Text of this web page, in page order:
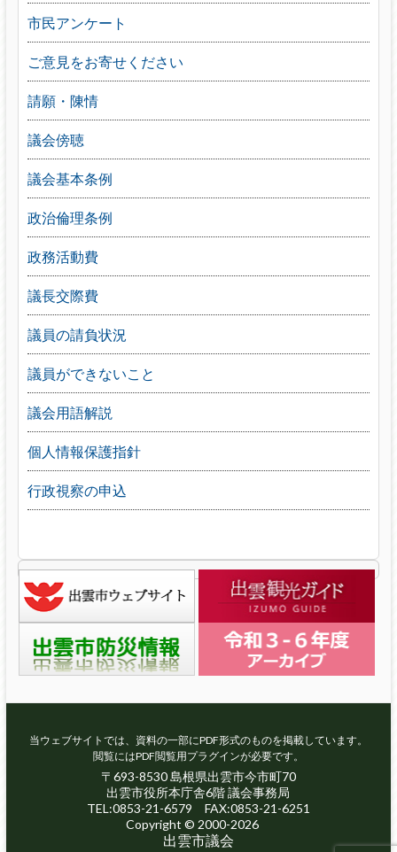
市民アンケート
ご意見をお寄せください
請願・陳情
議会傍聴
議会基本条例
政治倫理条例
政務活動費
議長交際費
議員の請負状況
議員ができないこと
議会用語解説
個人情報保護指針
行政視察の申込
当ウェブサイトでは、資料の一部にPDF形式のものを掲載しています。
閲覧にはPDF閲覧用プラグインが必要です。
〒693-8530 島根県出雲市今市町70
出雲市役所本庁舎6階 議会事務局
TEL:0853-21-6579 FAX:0853-21-6251
Copyright © 2000-2026
出雲市議会